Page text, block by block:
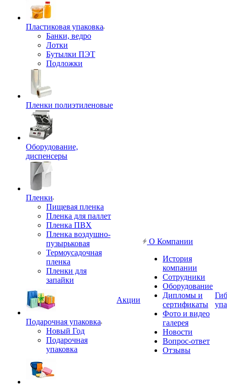
Пластиковая упаковка
Банки, ведро
Лотки
Бутылки ПЭТ
Подложки
Пленки полиэтиленовые
Оборудование,
диспенсеры
Пленки
Пищевая пленка
Пленка для паллет
Пленка ПВХ
Пленка воздушно-
пузырьковая
Термоусадочная
пленка
Пленки для
запайки
Подарочная упаковка
Новый Год
Подарочная
упаковка
Акции
О Компании
История
компании
Сотрудники
Оборудование
Дипломы и
сертификаты
Фото и видео
галерея
Новости
Вопрос-ответ
Отзывы